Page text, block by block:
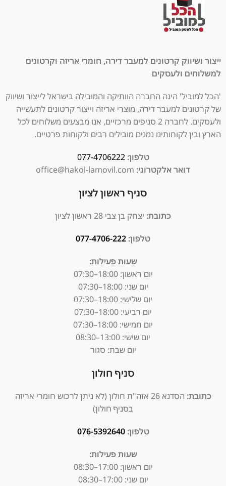
ייצור ושיווק קרטונים למעבר דירה, חומרי אריזה וקרטונים
למשלוחים ולעסקים
'הכל למוביל' הינה החברה הוותיקה והמובילה בישראל לייצור ושיווק
של קרטונים למעבר דירה, מוצרי אריזה וייצור קרטונים לתעשייה
ולעסקים. לחברה 2 סניפים מרכזיים, אנו מבצעים משלוחים לכל
הארץ ובין לקוחותינו נמנים מובילים רבים ולקוחות פרטיים.
טלפון: 077-4706222
דואר אלקטרוני:
סניף ראשון לציון
כתובת: יצחק בן צבי 28 ראשון לציון
טלפון: 077-4706-222
שעות פעילות:
יום ראשון:18:00–07:30
יום שני: 18:00–07:30
יום שלישי: 18:00–07:30
יום רביעי: 18:00–07:30
יום חמישי: 18:00–07:30
יום שישי: 13:00–08:30
יום שבת: סגור
סניף חולון
כתובת:
הסדנא 26 אזה"ת חולון (לא ניתן לרכוש חומרי אריזה
בסניף חולון)
טלפון: 076-5392640
שעות פעילות:
יום ראשון: 17:00–08:30
יום שני: 17:00–08:30